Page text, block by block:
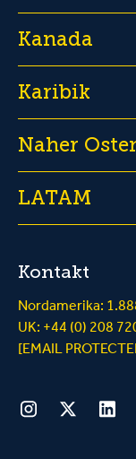
Kanada
Karibik
Naher
LATAM
Kontakt
Nordamerika:
UK: +44 (0) 208
[EMAIL
InstagramTwitter